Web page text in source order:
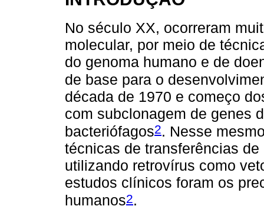
No século XX, ocorreram
molecular, por meio de
do genoma humano e de
de base para o
década de 1970 e começo
com subclonagem de genes
bacteriófagos2. Nesse
técnicas de transferências
utilizando retrovírus como
estudos clínicos foram os
humanos2.